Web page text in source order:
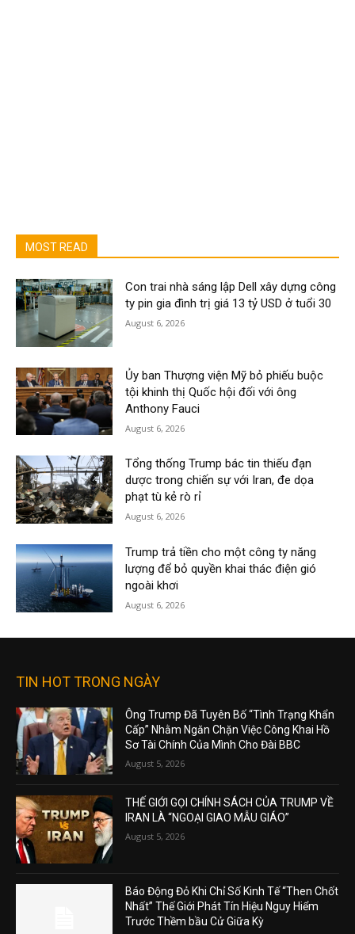
MOST READ
Con trai nhà sáng lập Dell xây dựng công
ty pin gia đình trị giá 13 tỷ USD ở tuổi 30
August 6, 2026
Ủy ban Thượng viện Mỹ bỏ phiếu buộc
tội khinh thị Quốc hội đối với ông
Anthony Fauci
August 6, 2026
Tổng thống Trump bác tin thiếu đạn
dược trong chiến sự với Iran, đe dọa
phạt tù kẻ rò rỉ
August 6, 2026
Trump trả tiền cho một công ty năng
lượng để bỏ quyền khai thác điện gió
ngoài khơi
August 6, 2026
TIN HOT TRONG NGÀY
Ông Trump Đã Tuyên Bố “Tình Trạng Khẩn
Cấp” Nhằm Ngăn Chặn Việc Công Khai Hồ
Sơ Tài Chính Của Mình Cho Đài BBC
August 5, 2026
THẾ GIỚI GỌI CHÍNH SÁCH CỦA TRUMP VỀ
IRAN LÀ “NGOẠI GIAO MẪU GIÁO”
August 5, 2026
Báo Động Đỏ Khi Chỉ Số Kinh Tế “Then Chốt
Nhất” Thế Giới Phát Tín Hiệu Nguy Hiểm
Trước Thềm bầu Cử Giữa Kỳ